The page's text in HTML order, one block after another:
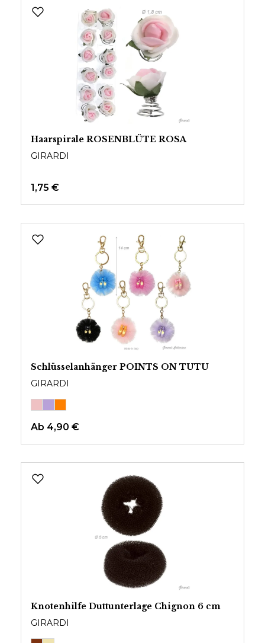
Haarspirale ROSENBLÜTE ROSA
GIRARDI
1,75 €
Schlüsselanhänger POINTS ON TUTU
GIRARDI
Ab 4,90 €
Knotenhilfe Duttunterlage Chignon 6 cm
GIRARDI